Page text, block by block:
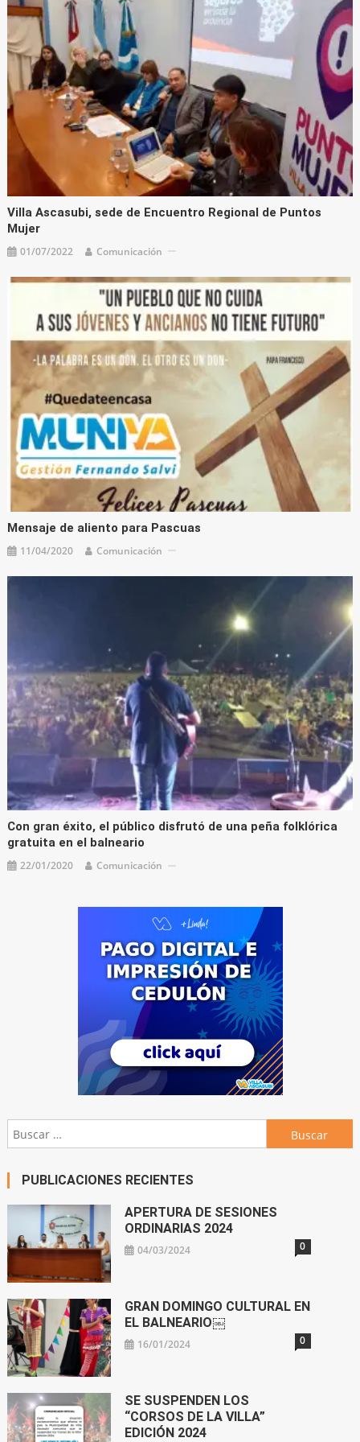
Villa Ascasubi, sede de Encuentro Regional de Puntos
Mujer
01/07/2022 Comunicación
Mensaje de aliento para Pascuas
11/04/2020 Comunicación
Con gran éxito, el público disfrutó de una peña folklórica
gratuita en el balneario
22/01/2020 Comunicación
Buscar:
PUBLICACIONES RECIENTES
APERTURA DE SESIONES
ORDINARIAS 2024
04/03/2024 0
GRAN DOMINGO CULTURAL EN
EL BALNEARIO￼
16/01/2024 0
SE SUSPENDEN LOS
“CORSOS DE LA VILLA”
EDICIÓN 2024